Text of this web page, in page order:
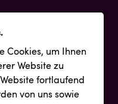
Cookies, um Ihnen
Website zu
fortlaufend
von uns sowie